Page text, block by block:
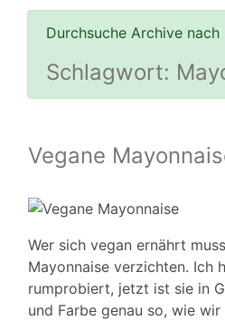
Durchsuche Archive nach
Schlagwort:
Vegane
Wer sich vegan ernährt
Mayonnaise verzichten. Ich
rumprobiert, jetzt ist sie in
und Farbe genau so, wie wir